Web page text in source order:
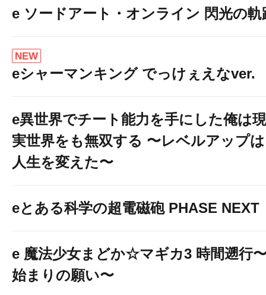
パチンコ最新機
e ソードアート・オンライン 閃光の軌
NEW
eシャーマンキング でっけぇえなver.
e異世界でチート能力を手にした俺は現
実世界をも無双する 〜レベルアップは
人生を変えた〜
eとある科学の超電磁砲 PHASE NEXT
e 魔法少女まどか☆マギカ3 時間遡行
始まりの願い〜